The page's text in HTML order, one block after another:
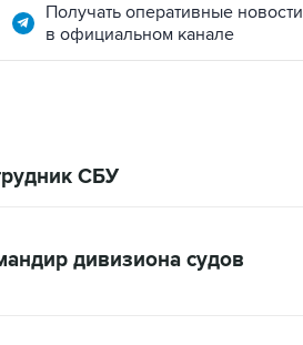
Получать оперативные новости
в официальном канале
СБУ
дивизиона судов